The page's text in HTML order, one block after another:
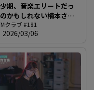
期、音楽エリートだっ
かもしれない楠本さん
器に目覚めるかもしれ
＠DTMクラブ #181
クラブ #181
2026/03/06